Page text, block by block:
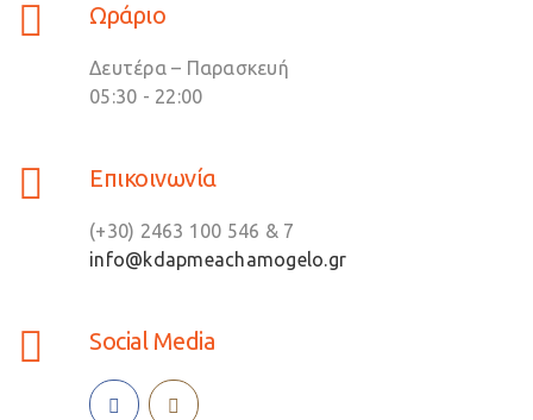
Ωράριο
Δευτέρα – Παρασκευή
05:30 - 22:00
Επικοινωνία
(+30) 2463 100 546 & 7
info@kdapmeachamogelo.gr
Social Media